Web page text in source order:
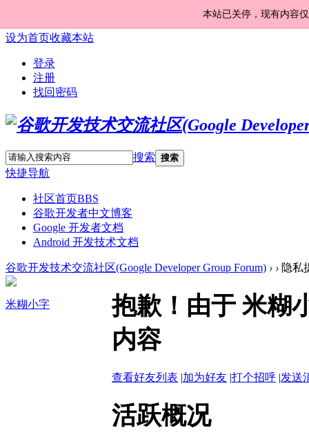
本站已关停，现有内容
设为首页收藏本站
登录
注册
找回密码
搜索 搜索
快捷导航
社区首页BBS
谷歌开发者中文博客
Google 开发者文档
Android 开发技术文档
谷歌开发技术交流社区(Google Developer Group Forum) › › 隐私
米糊小字
抱歉！由于 米糊
内容
查看好友列表 |加为好友 |打个招呼 |发送
活跃概况